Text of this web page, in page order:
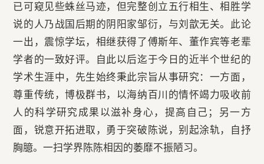
已可窥见些蛛丝马迹，但完整创立五行相生、相胜学
说的人乃战国后期的阴阳家邹衍，与刘歆无关。此论
一出，震惊学坛，相继获得了傅斯年、董作宾等老辈
学者的一致好评。自此以后迄于今日的近半个世纪的
学术生涯中，先生始终秉此宗旨从事研究：一方面，
尊重传统，博极群书，以海纳百川的情怀竭力吸收前
人的科学研究成果以滋补身心，提高自己；另一方
面，锐意开拓进取，勇于突破陈说，别起涂轨，自抒
胸臆。一扫学界陈陈相因的萎靡不振陋习。